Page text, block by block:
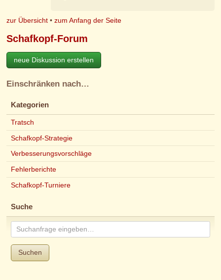
zur Übersicht •zum Anfang der Seite
Schafkopf-Forum
neue Diskussion erstellen
Einschränken nach…
Kategorien
Tratsch
Schafkopf-Strategie
Verbesserungsvorschläge
Fehlerberichte
Schafkopf-Turniere
Suche
Suchen